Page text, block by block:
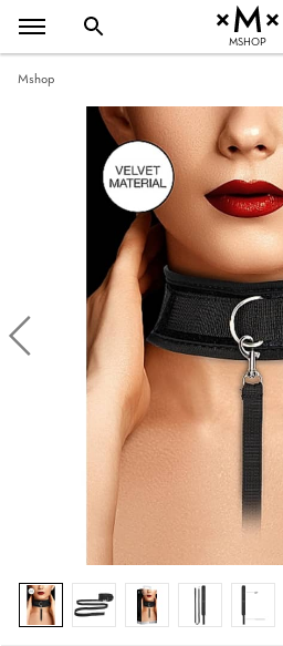
MSHOP
Mshop